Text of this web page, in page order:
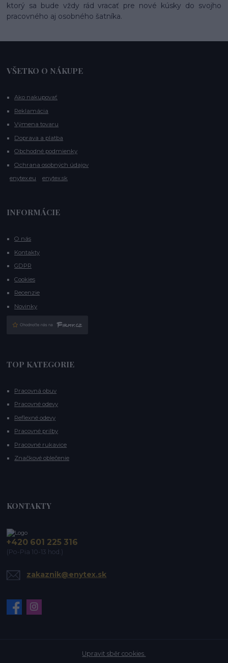
ktorý sa bude vždy rád vracať pre nové kúsky do svojho
pracovného aj osobného šatníka.
VŠETKO O NÁKUPE
Ako nakupovať
Reklamácia
Výmena tovaru
Doprava a platba
Obchodné podmienky
Ochrana osobných údajov
enytex.eu
enytex.sk
INFORMÁCIE
O nás
Kontakty
GDPR
Cookies
Recenzie
Novinky
TOP KATEGORIE
Pracovná obuv
Pracovné odevy
Reflexné odevy
Pracovné prilby
Pracovné rukavice
Značkové oblečenie
KONTAKTY
+420 601 225 316
(Po-Pia 10-13 hod.)
zakaznik@enytex.sk
Upravit sběr cookies.